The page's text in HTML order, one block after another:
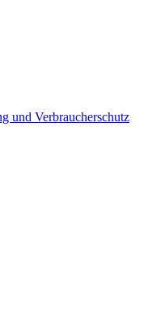
und Verbraucherschutz